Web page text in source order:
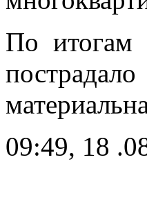
По итогам
09:49, 18